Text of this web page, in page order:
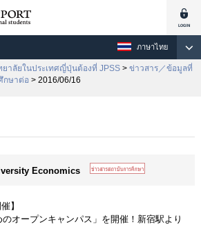
ภาษาไทย
ลัยในประเทศญี่ปุ่นต้องที่ JPSS > ข่าวสาร／ข้อมูลที่
กษาต่อ > 2016/06/16
Economics
】
オープンキャンパス」を開催！新宿駅より